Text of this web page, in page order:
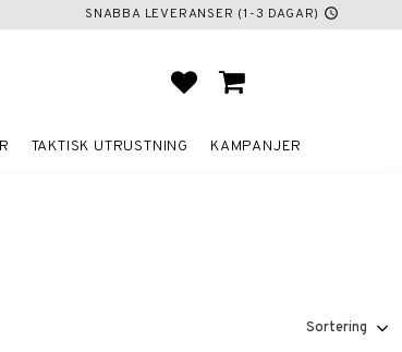
SNABBA LEVERANSER (1-3 DAGAR) schedule
FAVORITER
KUNDVAGN
TAKTISK UTRUSTNING KAMPANJER
Välj sortering